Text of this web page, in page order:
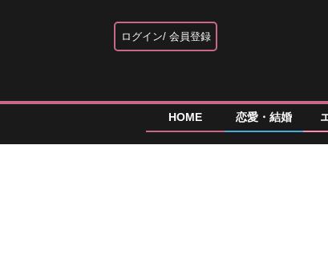
ログイン 会員登録
HOME 恋愛・結婚